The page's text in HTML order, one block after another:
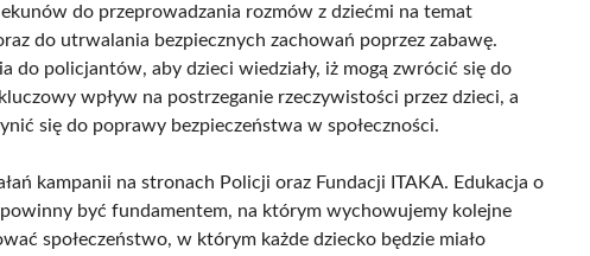
do przeprowadzania rozmów z dziećmi na temat
do utrwalania bezpiecznych zachowań poprzez zabawę.
do policjantów, aby dzieci wiedziały, iż mogą zwrócić się do
wpływ na postrzeganie rzeczywistości przez dzieci, a
się do poprawy bezpieczeństwa w społeczności.
kampanii na stronach Policji oraz Fundacji ITAKA. Edukacja o
być fundamentem, na którym wychowujemy kolejne
społeczeństwo, w którym każde dziecko będzie miało